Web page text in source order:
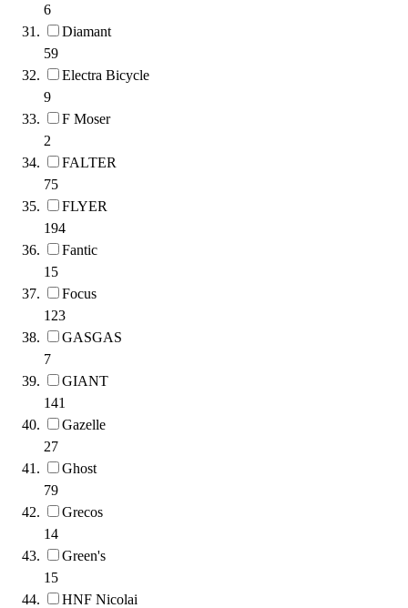
6
Diamant
59
Electra Bicycle
9
F Moser
2
FALTER
75
FLYER
194
Fantic
15
Focus
123
GASGAS
7
GIANT
141
Gazelle
27
Ghost
79
Grecos
14
Green's
15
HNF Nicolai